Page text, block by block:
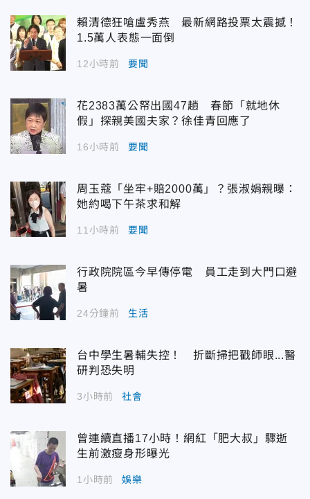
賴清德狂嗆盧秀燕 最新網路投票太震撼！
1.5萬人表態一面倒
12小時前 要聞
花2383萬公帑出國47趟 春節「就地休
假」探親美國夫家？徐佳青回應了
16小時前 要聞
周玉蔻「坐牢+賠2000萬」？張淑娟親曝：
她約喝下午茶求和解
11小時前 要聞
行政院院區今早傳停電 員工走到大門口避
暑
24分鐘前 生活
台中學生暑輔失控！ 折斷掃把戳師眼...醫
研判恐失明
3小時前 社會
曾連續直播17小時！網紅「肥大叔」驟逝
生前激瘦身形曝光
1小時前 娛樂